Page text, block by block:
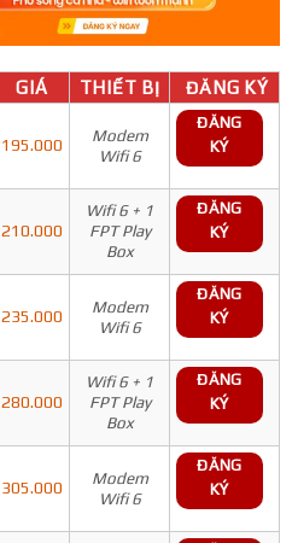
GIÁ THIẾT BỊ ĐĂNG KÝ
195.000
Modem
Wifi 6
ĐĂNG
KÝ
210.000
Wifi 6 + 1
FPT Play
Box
ĐĂNG
KÝ
235.000
Modem
Wifi 6
ĐĂNG
KÝ
280.000
Wifi 6 + 1
FPT Play
Box
ĐĂNG
KÝ
305.000
Modem
Wifi 6
ĐĂNG
KÝ